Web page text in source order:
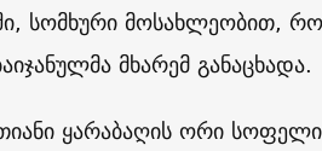
სომხური მოსახლეობით,
მხარემ განაცხადა.
ყარაბაღის ორი